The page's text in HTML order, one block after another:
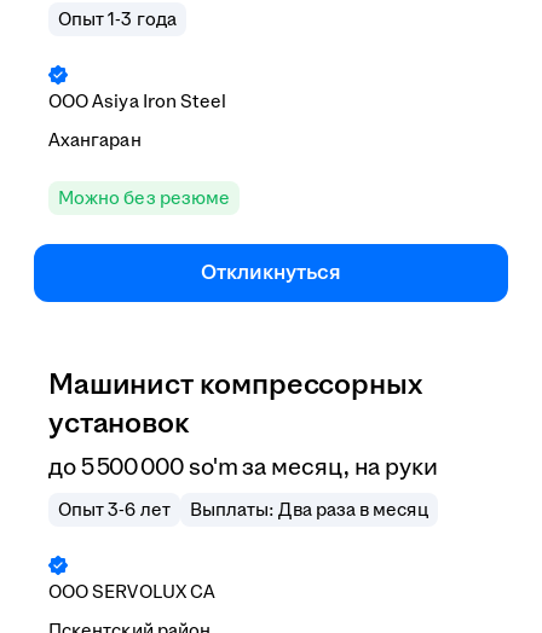
Опыт 1-3 года
ОООAsiya Iron Steel
Ахангаран
Можно без резюме
Откликнуться
Машинист компрессорных
установок
до5 500 000so'm за месяц, на руки
Опыт 3-6 лет Выплаты: Два раза в месяц
ОООSERVOLUX CA